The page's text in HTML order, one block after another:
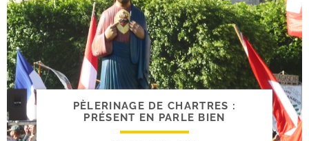
PÈLERINAGE DE CHARTRES :
PRÉSENT EN PARLE BIEN